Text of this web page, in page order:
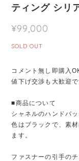
ティング シリ
¥99,000
SOLD OUT
コメント無し即購入
値下げ交渉も大歓迎
■商品について
シャネルのハンドバ
色はブラックで、素
ます。
ファスナーの引手の